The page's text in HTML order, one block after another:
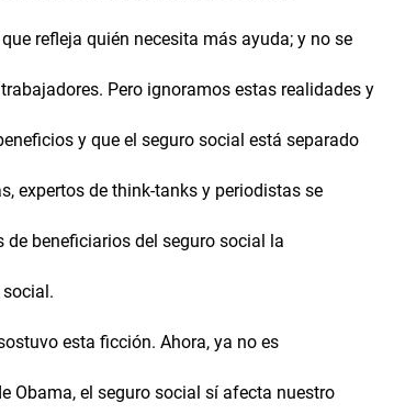
refleja quién necesita más ayuda; y no se
Pero ignoramos estas realidades y
y que el seguro social está separado
expertos de think-tanks y periodistas se
beneficiarios del seguro social la
esta ficción. Ahora, ya no es
Obama, el seguro social sí afecta nuestro